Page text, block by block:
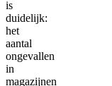
is
duidelijk:
het
aantal
ongevallen
in
magazijnen